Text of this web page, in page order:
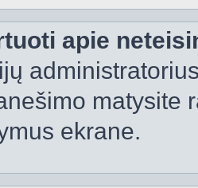
apie
matysite
ekrane.